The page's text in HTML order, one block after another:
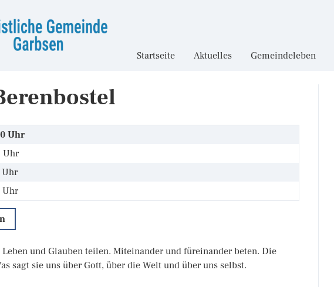
Startseite Aktuelles Gemeindeleben
Uhr
Uhr
Uhr
Uhr
und Glauben teilen. Miteinander und füreinander beten. Die
sagt sie uns über Gott, über die Welt und über uns selbst.